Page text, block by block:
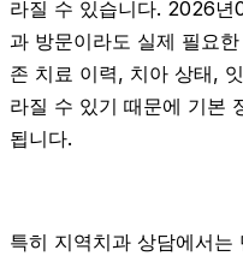
라질 수 있습니다. 2026
과 방문이라도 실제 필요
존 치료 이력, 치아 상태,
라질 수 있기 때문에 기본
됩니다.
특히 지역치과 상담에서는